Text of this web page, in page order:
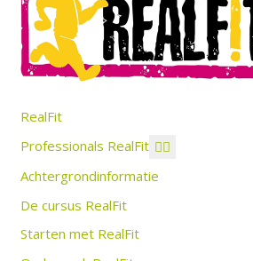
RealFit
Professionals RealFit
Achtergrondinformatie
De cursus RealFit
Starten met RealFit